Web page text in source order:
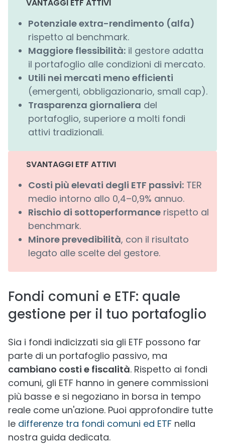
VANTAGGI ETF ATTIVI
Potenziale extra-rendimento (alfa)
rispetto al benchmark.
Maggiore flessibilità: il gestore adatta
il portafoglio alle condizioni di mercato.
Utili nei mercati meno efficienti
(emergenti, obbligazionario, small cap).
Trasparenza giornaliera del
portafoglio, superiore a molti fondi
attivi tradizionali.
SVANTAGGI ETF ATTIVI
Costi più elevati degli ETF passivi: TER
medio intorno allo 0,4–0,9% annuo.
Rischio di sottoperformance rispetto al
benchmark.
Minore prevedibilità, con il risultato
legato alle scelte del gestore.
Fondi comuni e ETF: quale
gestione per il tuo portafoglio
Sia i fondi indicizzati sia gli ETF possono far
parte di un portafoglio passivo, ma
cambiano costi e fiscalità. Rispetto ai fondi
comuni, gli ETF hanno in genere commissioni
più basse e si negoziano in borsa in tempo
reale come un'azione. Puoi approfondire tutte
le differenze tra fondi comuni ed ETF nella
nostra guida dedicata.